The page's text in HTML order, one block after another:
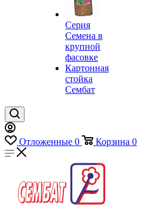
Серия
Семена в
крупной
фасовке
Картонная
стойка
Сембат
Отложенные 0 Корзина 0